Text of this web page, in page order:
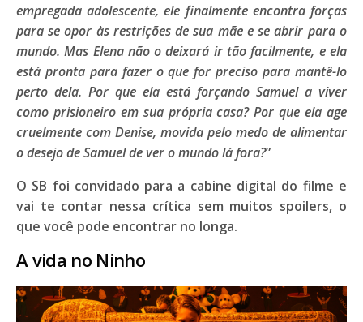
empregada adolescente, ele finalmente encontra forças
para se opor às restrições de sua mãe e se abrir para o
mundo. Mas Elena não o deixará ir tão facilmente, e ela
está pronta para fazer o que for preciso para mantê-lo
perto dela. Por que ela está forçando Samuel a viver
como prisioneiro em sua própria casa? Por que ela age
cruelmente com Denise, movida pelo medo de alimentar
o desejo de Samuel de ver o mundo lá fora?”
O SB foi convidado para a cabine digital do filme e
vai te contar nessa crítica sem muitos spoilers, o
que você pode encontrar no longa.
A vida no Ninho